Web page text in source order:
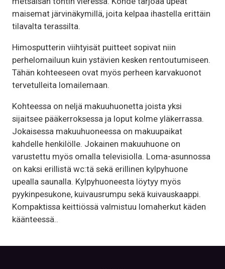
maisemat järvinäkymillä, joita kelpaa ihastella erittäin
tilavalta terassilta.
Himosputterin viihtyisät puitteet sopivat niin
perhelomailuun kuin ystävien kesken rentoutumiseen.
Tähän kohteeseen ovat myös perheen karvakuonot
tervetulleita lomailemaan.
Kohteessa on neljä makuuhuonetta joista yksi
sijaitsee pääkerroksessa ja loput kolme yläkerrassa.
Jokaisessa makuuhuoneessa on makuupaikat
kahdelle henkilölle. Jokainen makuuhuone on
varustettu myös omalla televisiolla. Loma-asunnossa
on kaksi erillistä wc:tä sekä erillinen kylpyhuone
upealla saunalla. Kylpyhuoneesta löytyy myös
pyykinpesukone, kuivausrumpu sekä kuivauskaappi.
Kompaktissa keittiössä valmistuu lomaherkut käden
käänteessä..